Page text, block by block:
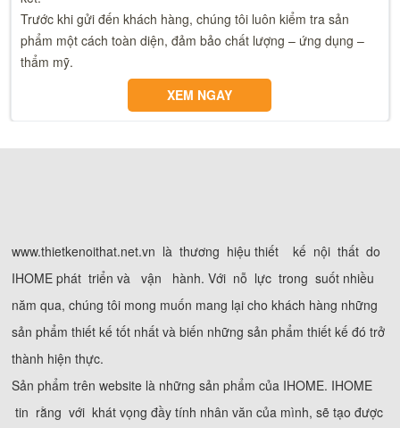
Trước khi gửi đến khách hàng, chúng tôi luôn kiểm tra sản
phẩm một cách toàn diện, đảm bảo chất lượng – ứng dụng –
thẩm mỹ.
XEM NGAY
www.thietkenoithat.net.vn là thương hiệu thiết kế nội thất do
IHOME phát triển và vận hành. Với nỗ lực trong suốt nhiều
năm qua, chúng tôi mong muốn mang lại cho khách hàng những
sản phẩm thiết kế tốt nhất và biến những sản phẩm thiết kế đó trở
thành hiện thực.
Sản phẩm trên website là những sản phẩm của IHOME. IHOME
tin rằng với khát vọng đầy tính nhân văn của mình, sẽ tạo được